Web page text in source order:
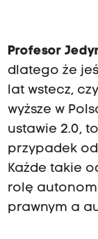
Profesor
dlatego że
lat wstecz,
wyższe w
ustawie 2.0,
przypadek
Każde takie
rolę
prawnym a